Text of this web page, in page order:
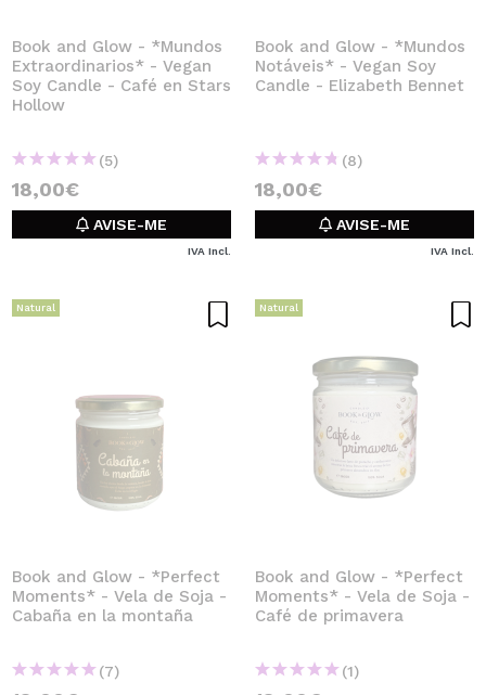
Book and Glow - *Mundos
Extraordinarios* - Vegan
Soy Candle - Café en Stars
Hollow
(5)
18,00€
AVISE-ME
IVA Incl.
Book and Glow - *Mundos
Notáveis* - Vegan Soy
Candle - Elizabeth Bennet
(8)
18,00€
AVISE-ME
IVA Incl.
Natural
Book and Glow - *Perfect
Moments* - Vela de Soja -
Cabaña en la montaña
(7)
Natural
Book and Glow - *Perfect
Moments* - Vela de Soja -
Café de primavera
(1)